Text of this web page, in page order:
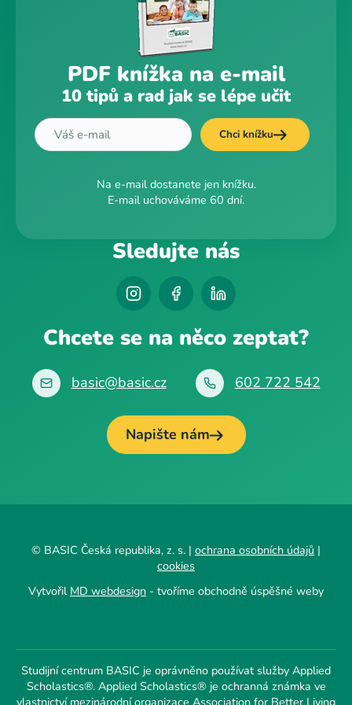
PDF knížka na e-mail
10 tipů a rad jak se lépe učit
Chci knížku
Na e-mail dostanete jen knížku.
E-mail uchováváme 60 dní.
Sledujte nás
Chcete se na něco zeptat?
basic@basic.cz 602 722 542
Napište nám
© BASIC Česká republika, z. s. | ochrana osobních údajů |
cookies
Vytvořil MD webdesign - tvoříme obchodně úspěšné weby
Studijní centrum BASIC je oprávněno používat služby Applied
Scholastics®. Applied Scholastics® je ochranná známka ve
vlastnictví mezinárodní organizace Association for Better Living